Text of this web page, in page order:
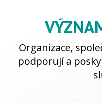
Organizace,
podporují a